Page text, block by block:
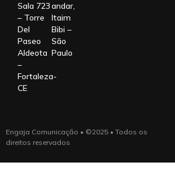
Sala 723
– Torre
Del
Paseo
Aldeota
–
Fortaleza-
CE
andar,
Itaim
Bibi –
São
Paulo
Engaja Comunicação • ©2025 • Todos os
direitos reservados